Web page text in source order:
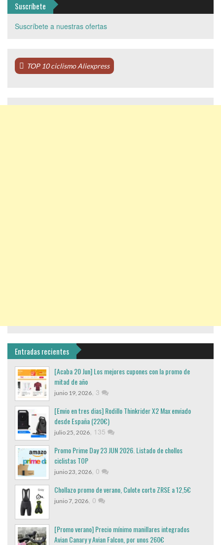
Suscríbete
Suscríbete a nuestras ofertas
TOP 10 ciclismo Aliexpress
Entradas recientes
[Acaba 20 Jun] Los mejores cupones con la promo de
mitad de año
junio 19, 2026, 3
[Envio en tres dias] Rodillo Thinkrider X2 Max enviado
desde España (220€)
julio 25, 2026, 135
Promo Prime Day 23 JUN 2026. Listado de chollos
ciclistas TOP
junio 23, 2026, 0
Chollazo promo de verano, Culote corto ZRSE a 12,5€
junio 7, 2026, 0
[Promo verano] Precio mínimo manillares integrados
Avian Canary y Avian Falcon, por unos 260€